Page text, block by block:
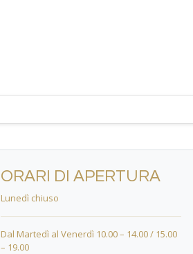
ORARI DI APERTURA
Lunedì chiuso
Dal Martedì al Venerdì 10.00 – 14.00 / 15.00
– 19.00